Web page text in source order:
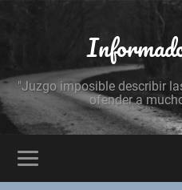
"Juzgo imposible describir
ofender a